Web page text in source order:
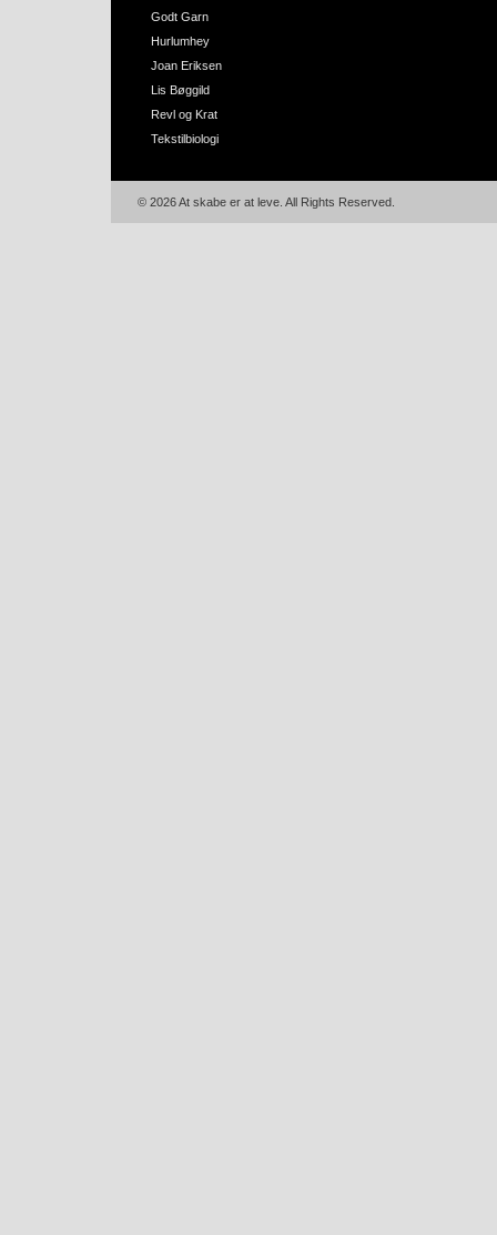
Godt Garn
Hurlumhey
Joan Eriksen
Lis Bøggild
Revl og Krat
Tekstilbiologi
© 2026 At skabe er at leve. All Rights Reserved.